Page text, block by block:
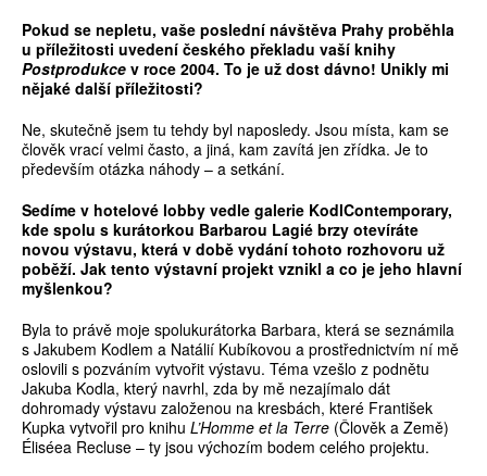
Pokud se nepletu, vaše poslední návštěva Prahy proběhla
u příležitosti uvedení českého překladu vaší knihy
Postprodukce v roce 2004. To je už dost dávno! Unikly mi
nějaké další příležitosti?
Ne, skutečně jsem tu tehdy byl naposledy. Jsou místa, kam se
člověk vrací velmi často, a jiná, kam zavítá jen zřídka. Je to
především otázka náhody – a setkání.
Sedíme v hotelové lobby vedle galerie KodlContemporary,
kde spolu s kurátorkou Barbarou Lagié brzy otevíráte
novou výstavu, která v době vydání tohoto rozhovoru už
poběží. Jak tento výstavní projekt vznikl a co je jeho hlavní
myšlenkou?
Byla to právě moje spolukurátorka Barbara, která se seznámila
s Jakubem Kodlem a Natálií Kubíkovou a prostřednictvím ní mě
oslovili s pozváním vytvořit výstavu. Téma vzešlo z podnětu
Jakuba Kodla, který navrhl, zda by mě nezajímalo dát
dohromady výstavu založenou na kresbách, které František
Kupka vytvořil pro knihu L’Homme et la Terre (Člověk a Země)
Éliséea Recluse – ty jsou výchozím bodem celého projektu.